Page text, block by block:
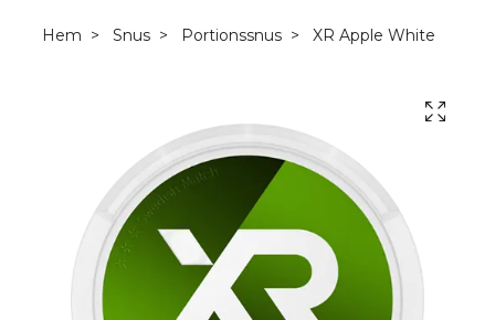
Hem Snus Portionssnus XR Apple White